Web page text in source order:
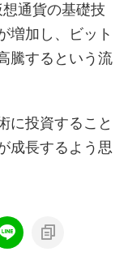
通貨の基礎技
増加し、ビット
騰するという流
に投資すること
成長するよう思